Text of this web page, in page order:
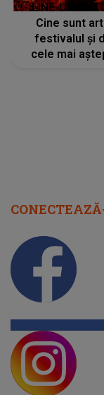
LINE-UP
Cine sunt
festivalul și
cele mai